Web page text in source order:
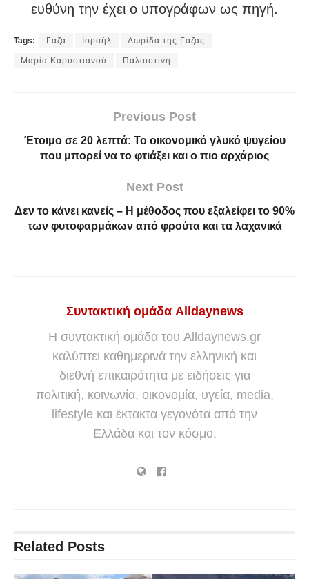
ευθύνη την έχει ο υπογράφων ως πηγή.
Tags: Γάζα Ισραήλ Λωρίδα της Γάζας
Μαρία Καρυστιανού Παλαιστίνη
Previous Post
Έτοιμο σε 20 λεπτά: Το οικονομικό γλυκό ψυγείου
που μπορεί να το φτιάξει και ο πιο αρχάριος
Next Post
Δεν το κάνει κανείς – Η μέθοδος που εξαλείφει το 90%
των φυτοφαρμάκων από φρούτα και τα λαχανικά
Συντακτική ομάδα Alldaynews
Η συντακτική ομάδα του Alldaynews.gr
καλύπτει καθημερινά την ελληνική και
διεθνή επικαιρότητα με ειδήσεις για
πολιτική, κοινωνία, οικονομία, υγεία, media,
lifestyle και έκτακτα γεγονότα από την
Ελλάδα και τον κόσμο.
Related Posts